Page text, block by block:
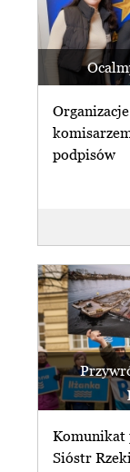
podpisów
Komunikat
Sióstr